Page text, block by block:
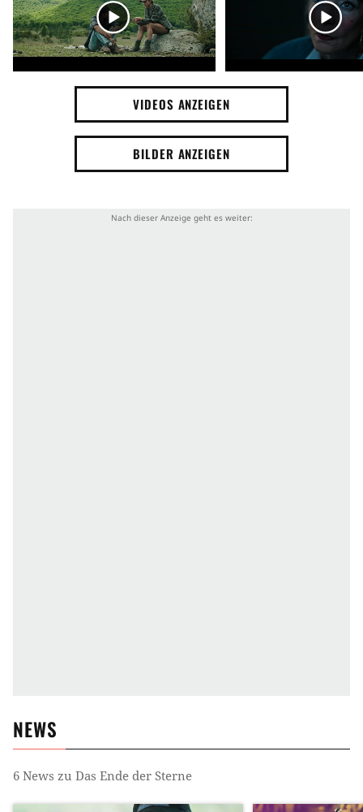
Verlust Alleinsein Virus
Plünderung Reise Flugzeugunfall Versteck
Hoffnungslosigkeit Flucht Angriff
VIDEOS ANZEIGEN
BILDER ANZEIGEN
NEWS
6 News zu Das Ende der Sterne